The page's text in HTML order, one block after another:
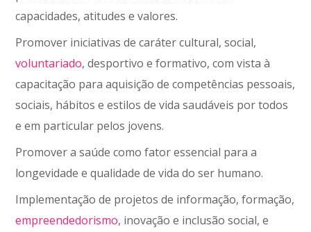
capacidades, atitudes e valores.
Promover iniciativas de caráter cultural, social,
voluntariado, desportivo e formativo, com vista à
capacitação para aquisição de competências pessoais,
sociais, hábitos e estilos de vida saudáveis por todos
e em particular pelos jovens.
Promover a saúde como fator essencial para a
longevidade e qualidade de vida do ser humano.
Implementação de projetos de informação, formação,
empreendedorismo, inovação e inclusão social, e